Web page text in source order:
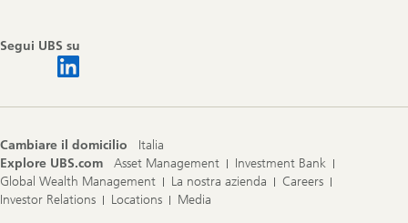
Segui UBS su
Cambiare il domicilio
Italia
Explore UBS.com
Asset Management
Investment Bank
Global Wealth Management
La nostra azienda
Careers
Investor Relations
Locations Media